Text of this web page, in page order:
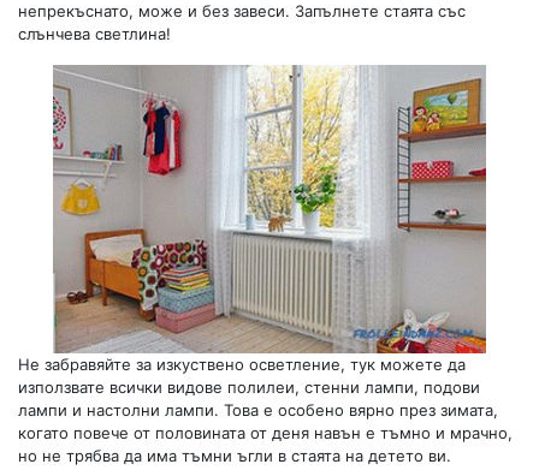
непрекъснато, може и без завеси. Запълнете стаята със
слънчева светлина!
Не забравяйте за изкуствено осветление, тук можете да
използвате всички видове полилеи, стенни лампи, подови
лампи и настолни лампи. Това е особено вярно през зимата,
когато повече от половината от деня навън е тъмно и мрачно,
но не трябва да има тъмни ъгли в стаята на детето ви.